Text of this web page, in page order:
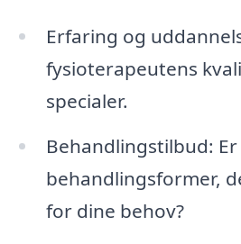
Erfaring og
fysioterapeutens
specialer.
Behandlingstilbud:
behandlingsformer,
for dine behov?